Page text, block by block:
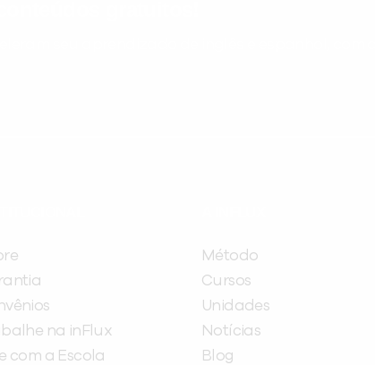
na inFlux
com a Escola
Método
Cursos
Unidades
Notícias
Blog